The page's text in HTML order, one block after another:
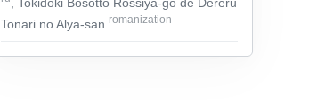
Tonari no Alya-san romanization